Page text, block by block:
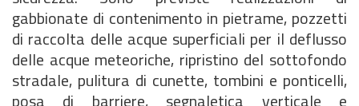
gabbionate di contenimento in pietrame, pozzetti
di raccolta delle acque superficiali per il deflusso
delle acque meteoriche, ripristino del sottofondo
stradale, pulitura di cunette, tombini e ponticelli,
posa di barriere, segnaletica verticale e